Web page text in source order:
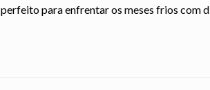
para enfrentar os meses frios com